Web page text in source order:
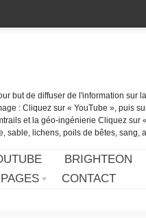
but de diffuser de l'information sur
: Cliquez sur « YouTube », puis
et la géo-ingénierie Cliquez
sable, lichens, poils de bêtes, sang,
BRIGHTEON
PAGES CONTACT